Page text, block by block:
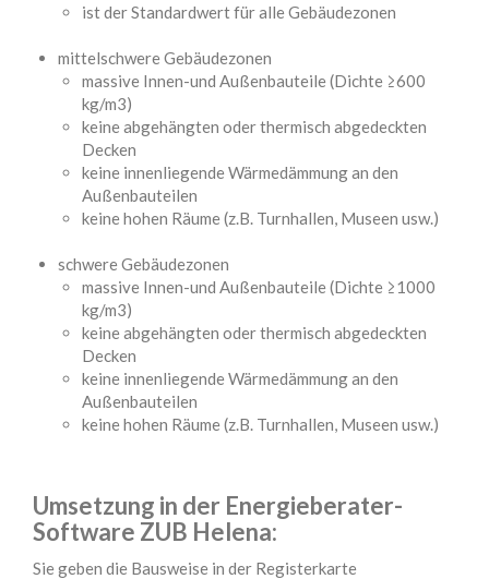
ist der Standardwert für alle Gebäudezonen
mittelschwere Gebäudezonen
massive Innen-und Außenbauteile (Dichte ≥600
kg/m3)
keine abgehängten oder thermisch abgedeckten
Decken
keine innenliegende Wärmedämmung an den
Außenbauteilen
keine hohen Räume (z.B. Turnhallen, Museen usw.)
schwere Gebäudezonen
massive Innen-und Außenbauteile (Dichte ≥1000
kg/m3)
keine abgehängten oder thermisch abgedeckten
Decken
keine innenliegende Wärmedämmung an den
Außenbauteilen
keine hohen Räume (z.B. Turnhallen, Museen usw.)
Umsetzung in der Energieberater-
Software ZUB Helena:
Sie geben die Bausweise in der Registerkarte